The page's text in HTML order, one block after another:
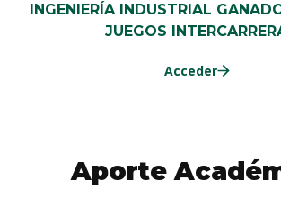
INGENIERÍA INDUSTRIAL
JUEGOS
Acceder
Aporte